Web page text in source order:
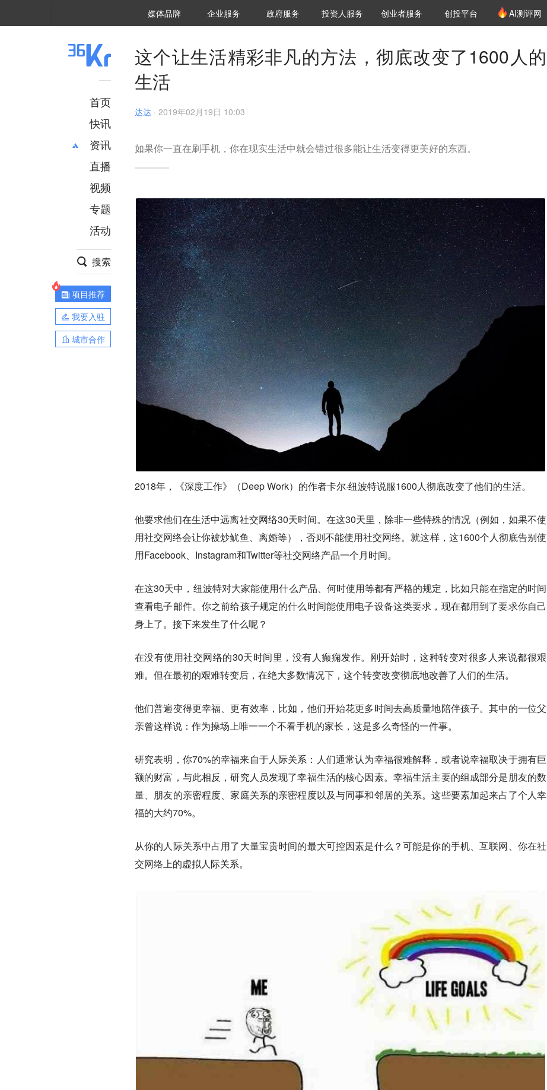
媒体品牌 36Kr研究院
企业服务 城市之窗
政府服务 VClub投资机构库
投资机构职位推介
投资人服务 创投氪堂
创业者服务 创投平台 AI测评网
首页
快讯
资讯
推荐
财经
项目推荐
安徽
直播
视频
专题
活动
搜索
项目推荐
我要入驻
城市合作
这个让生活精彩非凡的方法，彻底改变了1600人的
生活
达达 · 2019年02月19日 10:03
如果你一直在刷手机，你在现实生活中就会错过很多能让生活变得更美好的东西。
2018年 ，《深度工作》（Deep Work）的作者卡尔·纽波特说服1600人彻底改变了他们的生活。
他要求他们在生活中远离社交网络30天时间。在这30天里，除非一些特殊的情况（例如，如果不使
用社交网络会让你被炒鱿鱼、离婚等），否则不能使用社交网络。就这样，这1600个人彻底告别使
用Facebook、Instagram和Twitter等社交网络产品一个月时间。
在这30天中，纽波特对大家能使用什么产品、何时使用等都有严格的规定，比如只能在指定的时间
查看电子邮件。你之前给孩子规定的什么时间能使用电子设备这类要求，现在都用到了要求你自己
身上了。接下来发生了什么呢？
在没有使用社交网络的30天时间里，没有人癫痫发作。刚开始时，这种转变对很多人来说都很艰
难。但在最初的艰难转变后，在绝大多数情况下，这个转变改变彻底地改善了人们的生活。
他们普遍变得更幸福、更有效率，比如，他们开始花更多时间去高质量地陪伴孩子。其中的一位父
亲曾这样说：作为操场上唯一一个不看手机的家长，这是多么奇怪的一件事。
研究表明，你70%的幸福来自于人际关系：人们通常认为幸福很难解释，或者说幸福取决于拥有巨
额的财富，与此相反，研究人员发现了幸福生活的核心因素。幸福生活主要的组成部分是朋友的数
量、朋友的亲密程度、家庭关系的亲密程度以及与同事和邻居的关系。这些要素加起来占了个人幸
福的大约70%。
从你的人际关系中占用了大量宝贵时间的最大可控因素是什么？可能是你的手机、互联网、你在社
交网络上的虚拟人际关系。